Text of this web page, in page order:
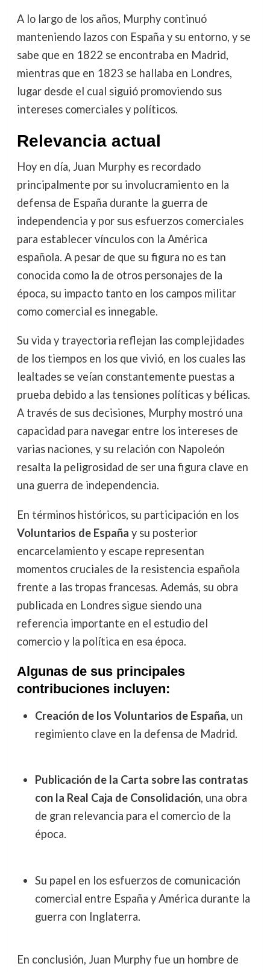
A lo largo de los años, Murphy continuó
manteniendo lazos con España y su entorno, y se
sabe que en 1822 se encontraba en Madrid,
mientras que en 1823 se hallaba en Londres,
lugar desde el cual siguió promoviendo sus
intereses comerciales y políticos.
Relevancia actual
Hoy en día, Juan Murphy es recordado
principalmente por su involucramiento en la
defensa de España durante la guerra de
independencia y por sus esfuerzos comerciales
para establecer vínculos con la América
española. A pesar de que su figura no es tan
conocida como la de otros personajes de la
época, su impacto tanto en los campos militar
como comercial es innegable.
Su vida y trayectoria reflejan las complejidades
de los tiempos en los que vivió, en los cuales las
lealtades se veían constantemente puestas a
prueba debido a las tensiones políticas y bélicas.
A través de sus decisiones, Murphy mostró una
capacidad para navegar entre los intereses de
varias naciones, y su relación con Napoleón
resalta la peligrosidad de ser una figura clave en
una guerra de independencia.
En términos históricos, su participación en los
Voluntarios de España y su posterior
encarcelamiento y escape representan
momentos cruciales de la resistencia española
frente a las tropas francesas. Además, su obra
publicada en Londres sigue siendo una
referencia importante en el estudio del
comercio y la política en esa época.
Algunas de sus principales
contribuciones incluyen:
Creación de los Voluntarios de España, un
regimiento clave en la defensa de Madrid.
Publicación de la Carta sobre las contratas
con la Real Caja de Consolidación, una obra
de gran relevancia para el comercio de la
época.
Su papel en los esfuerzos de comunicación
comercial entre España y América durante la
guerra con Inglaterra.
En conclusión, Juan Murphy fue un hombre de